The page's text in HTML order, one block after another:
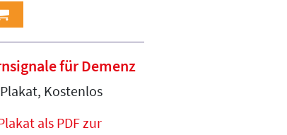
für Demenz
Kostenlos
als PDF zur